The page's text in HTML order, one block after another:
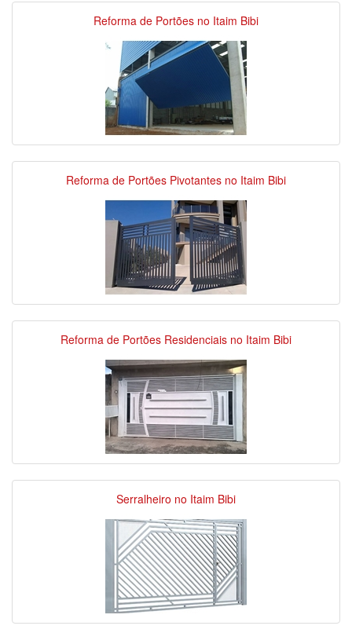
Reforma de Portões no Itaim Bibi
Reforma de Portões Pivotantes no Itaim Bibi
Reforma de Portões Residenciais no Itaim Bibi
Serralheiro no Itaim Bibi